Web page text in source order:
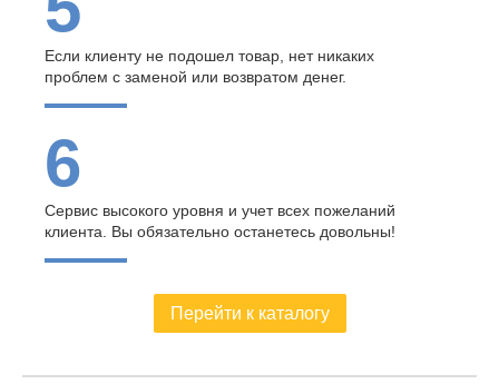
Если клиенту не подошел товар, нет никаких
проблем с заменой или возвратом денег.
6
Сервис высокого уровня и учет всех пожеланий
клиента. Вы обязательно останетесь довольны!
Перейти к каталогу